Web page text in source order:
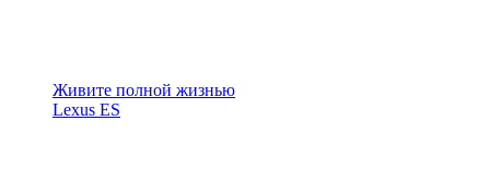
Живите полной жизнью
Lexus ES